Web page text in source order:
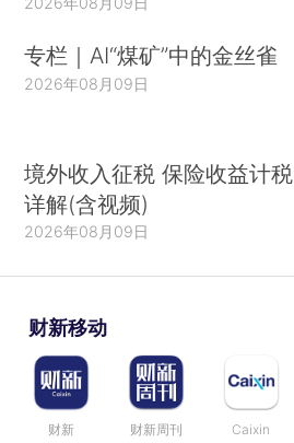
专栏｜AI“煤矿”中的金丝雀
2026年08月09日
境外收入征税 保险收益计税
详解(含视频)
2026年08月09日
财新移动
财新 财新周刊 Caixin